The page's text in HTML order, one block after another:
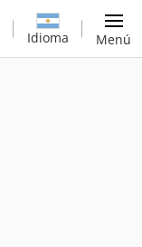
Idioma Menú